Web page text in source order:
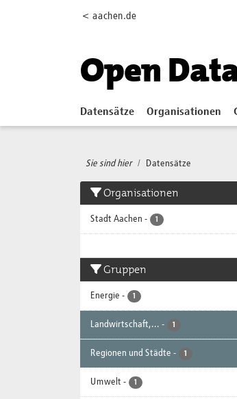
< aachen.de
Open
Datensätze Organisationen
Sie sind hier Datensätze
Organisationen
Stadt Aachen - 1
Gruppen
Energie - 1
Landwirtschaft,... - 1
Regionen und Städte - 1
Umwelt - 1